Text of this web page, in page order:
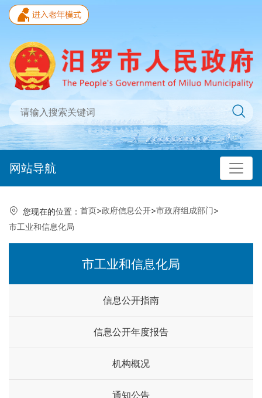
网站导航
您现在的位置： 首页>政府信息公开>市政府组成部门>
市工业和信息化局
市工业和信息化局
信息公开指南
信息公开年度报告
机构概况
通知公告